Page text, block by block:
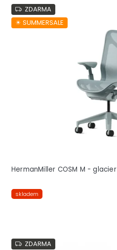
ZDARMA
☀︎ SUMMERSALE
HermanMiller COSM M - glacier
skladem
ZDARMA